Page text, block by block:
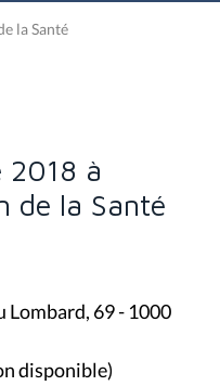
la Santé
2018 à
de la Santé
Lombard, 69 - 1000
disponible)